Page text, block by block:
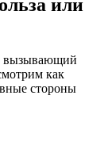
или
вызывающий
как
стороны